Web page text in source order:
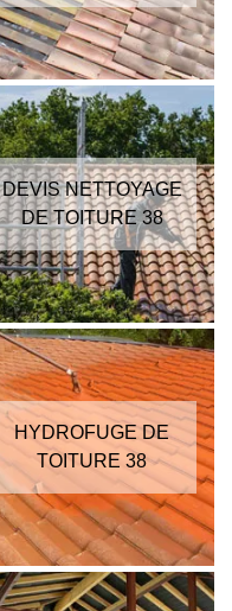
DEVIS NETTOYAGE
DE TOITURE 38
HYDROFUGE DE
TOITURE 38